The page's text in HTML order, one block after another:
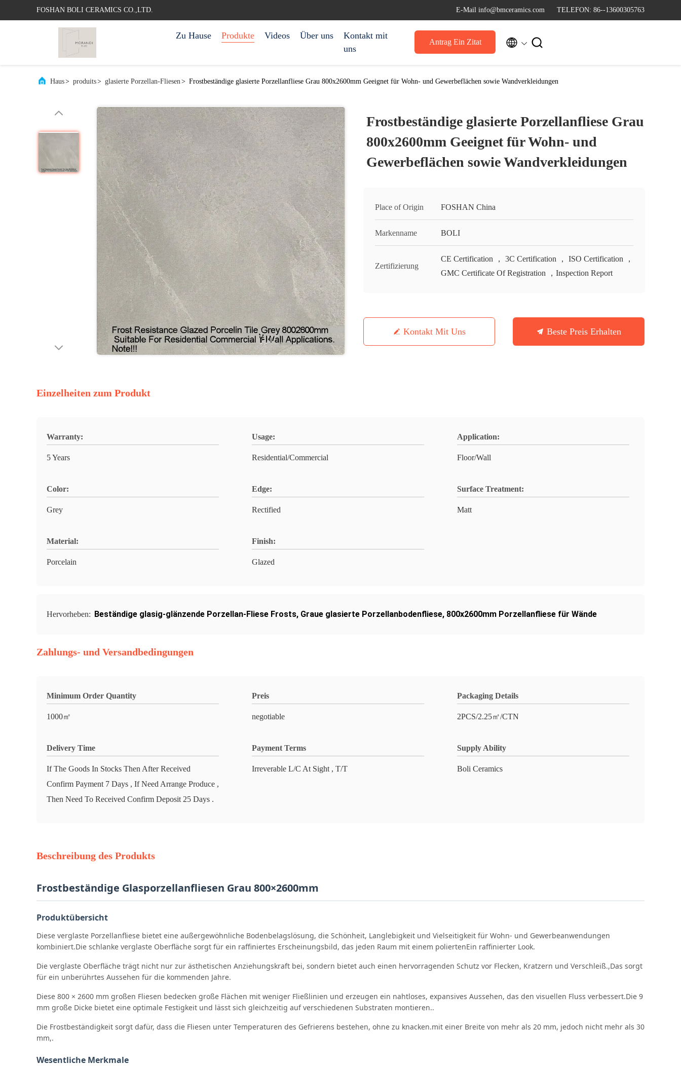
FOSHAN BOLI CERAMICS CO.,LTD. E-Mail info@bmceramics.com TELEFON: 86--13600305763
Zu Hause Produkte Videos Über uns
Kontakt mit
uns
Antrag Ein Zitat  
Haus> produits> glasierte Porzellan-Fliesen> Frostbeständige glasierte Porzellanfliese Grau 800x2600mm Geeignet für Wohn- und Gewerbeflächen sowie Wandverkleidungen
Frostbeständige glasierte Porzellanfliese Grau
800x2600mm Geeignet für Wohn- und
Gewerbeflächen sowie Wandverkleidungen
Place of Origin FOSHAN China
Markenname BOLI
Zertifizierung
CE Certification ， 3C Certification ， ISO Certification ，
GMC Certificate Of Registration ，Inspection Report
Kontakt Mit Uns Beste Preis Erhalten
Einzelheiten zum Produkt
Warranty:
5 Years
Usage:
Residential/Commercial
Application:
Floor/Wall
Color:
Grey
Edge:
Rectified
Surface Treatment:
Matt
Material:
Porcelain
Finish:
Glazed
Hervorheben: Beständige glasig-glänzende Porzellan-Fliese Frosts, Graue glasierte Porzellanbodenfliese, 800x2600mm Porzellanfliese für Wände
Zahlungs- und Versandbedingungen
Minimum Order Quantity
1000㎡
Preis
negotiable
Packaging Details
2PCS/2.25㎡/CTN
Delivery Time
If The Goods In Stocks Then After Received
Confirm Payment 7 Days , If Need Arrange Produce ,
Then Need To Received Confirm Deposit 25 Days .
Payment Terms
Irreverable L/C At Sight , T/T
Supply Ability
Boli Ceramics
Beschreibung des Produkts
Frostbeständige Glasporzellanfliesen Grau 800×2600mm
Produktübersicht
Diese verglaste Porzellanfliese bietet eine außergewöhnliche Bodenbelagslösung, die Schönheit, Langlebigkeit und Vielseitigkeit für Wohn- und Gewerbeanwendungen
kombiniert.Die schlanke verglaste Oberfläche sorgt für ein raffiniertes Erscheinungsbild, das jeden Raum mit einem poliertenEin raffinierter Look.
Die verglaste Oberfläche trägt nicht nur zur ästhetischen Anziehungskraft bei, sondern bietet auch einen hervorragenden Schutz vor Flecken, Kratzern und Verschleiß.,Das sorgt
für ein unberührtes Aussehen für die kommenden Jahre.
Diese 800 × 2600 mm großen Fliesen bedecken große Flächen mit weniger Fließlinien und erzeugen ein nahtloses, expansives Aussehen, das den visuellen Fluss verbessert.Die 9
mm große Dicke bietet eine optimale Festigkeit und lässt sich gleichzeitig auf verschiedenen Substraten montieren..
Die Frostbeständigkeit sorgt dafür, dass die Fliesen unter Temperaturen des Gefrierens bestehen, ohne zu knacken.mit einer Breite von mehr als 20 mm, jedoch nicht mehr als 30
mm,.
Wesentliche Merkmale